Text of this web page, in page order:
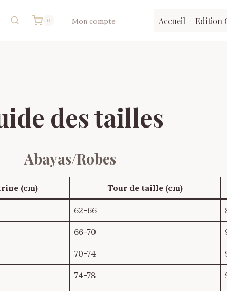
0 Mon compte Accueil Edition
des tailles
Abayas/Robes
(cm) Tour de taille (cm)
62-66
66-70
70-74
74-78